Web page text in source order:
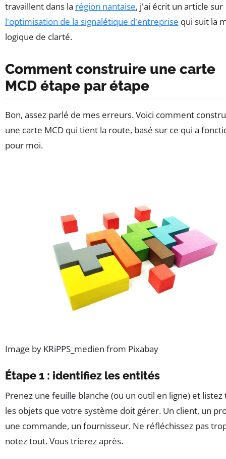
travaillent dans la région nantaise, j'ai écrit un article sur
l'optimisation de la signalétique d'entreprise qui suit la
logique de clarté.
Comment construire une carte
MCD étape par étape
Bon, assez parlé de mes erreurs. Voici comment
une carte MCD qui tient la route, basé sur ce qui a
pour moi.
Image by KRiPPS_medien from Pixabay
Étape 1 : identifiez les entités
Prenez une feuille blanche (ou un outil en ligne) et listez
les objets que votre système doit gérer. Un client, un
une commande, un fournisseur. Ne réfléchissez pas
notez tout. Vous trierez après.